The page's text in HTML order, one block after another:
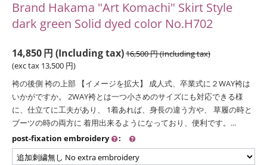
Brand Hakama "Art Komachi" Skirt Style
dark green Solid dyed color No.H702
14,850円 (Including tax)16,500円(Including tax)
(exc tax 13,500 円)
袴の後側 袴の上部 【イメージを拡大】 成人式、卒業式に２WAY袴は
いかがですか。 2WAY袴とは一つ小さめのサイズにも対応できる様
に、仕立てに工夫があり、 1着あれば、身長の違う方や、 草履の時と
ブーツの時の両方に 着用出来るようになっており、便利です。...
post-fixation embroidery
: